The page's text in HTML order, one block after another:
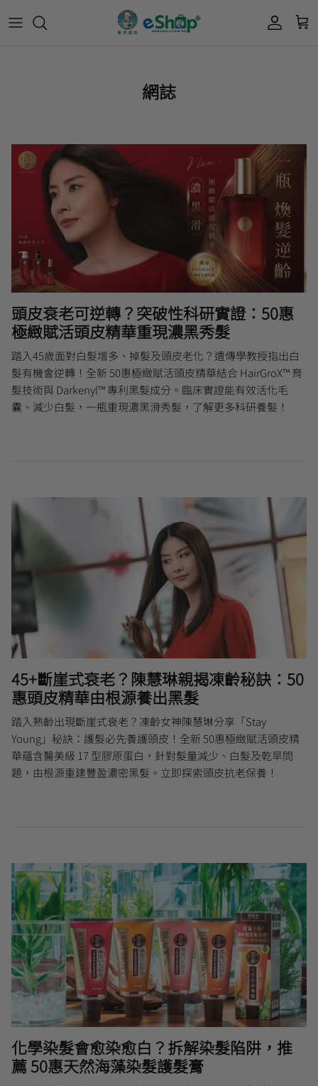
身體護理
眼睛護理
頭髮護理
個人護理用品
護眼產品
保健產品
Mentholatum
肌研 Hada
50惠
品牌歷史及企業宗旨
為消費者提供潤唇膏、男士護膚、女士護膚、
防曬、抗痘等護膚品、50惠養髮及樂敦眼藥水
藥品等產品，以滿足香港不同消費者的需要。
按此細看品牌故事。
曼秀雷敦
肌研極潤保濕冰感霜優惠券
肌研極潤保濕化妝水現金券
會員獎賞計劃
積分兌換獎賞教學
🎊會員快閃優惠💌
肌研 Hada Labo 優惠
網店獨家套裝🌟
短期貨特價區
網誌
頭皮衰老可逆轉？突破性科研實證：50惠
極緻賦活頭皮精華重現濃黑秀髮
踏入45歲面對白髮增多、掉髮及頭皮老化？遺傳學教授指出白
髮有機會逆轉！全新 50惠極緻賦活頭皮精華結合 HairGroX™ 育
髮技術與 Darkenyl™ 專利黑髮成分。臨床實證能有效活化毛
囊、減少白髮，一瓶重現濃黑滑秀髮，了解更多科研養髮！
45+斷崖式衰老？陳慧琳親揭凍齡秘訣：50
惠頭皮精華由根源養出黑髮
踏入熟齡出現斷崖式衰老？凍齡女神陳慧琳分享「Stay
Young」秘訣：護髮必先養護頭皮！全新 50惠極緻賦活頭皮精
華蘊含醫美級 17 型膠原蛋白，針對髮量減少、白髮及乾旱問
題，由根源重建豐盈濃密黑髮。立即探索頭皮抗老保養！
化學染髮會愈染愈白？拆解染髮陷阱，推
薦 50惠天然海藻染髮護髮膏